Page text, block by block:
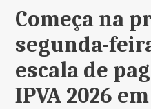
Começa na
segunda-
escala de
IPVA 2026